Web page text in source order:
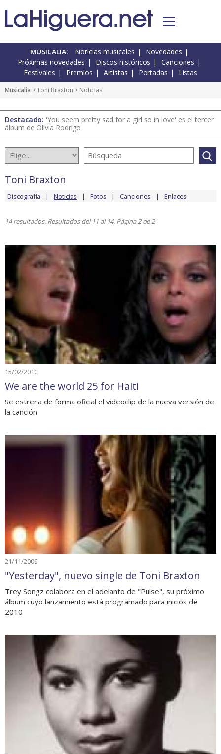
MUSICALIA: Noticias musicales
Novedades
Próximas novedades
Discos históricos
Canciones
Festivales
Premios Artistas Portadas Listas
Musicalia >Toni Braxton > Noticias
Destacado: 'You seem pretty sad for a girl so in love' es el tercer
álbum de Olivia Rodrigo
Toni Braxton
Discografía Noticias Fotos Canciones Enlaces
14 resultados. Resultados del 11 al 14. Página 2 de 2
15/02/2010
We are the world 25 for Haiti
Se estrena de forma oficial el videoclip de la nueva versión de
la canción
21/11/2009
"Yesterday", nuevo single de Toni Braxton
Trey Songz colabora en el adelanto de "Pulse", su próximo
álbum cuyo lanzamiento está programado para inicios de
2010